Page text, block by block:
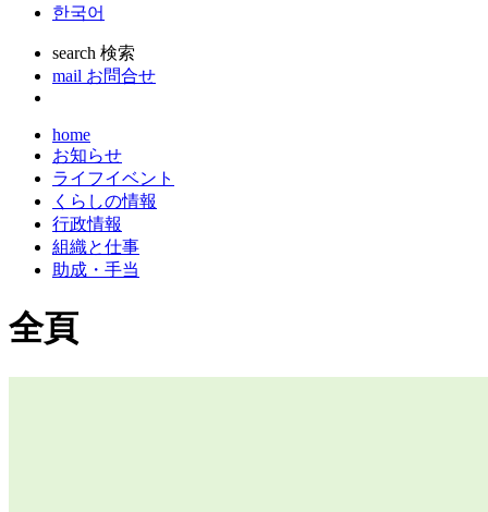
한국어
search 検索
mail お問合せ
home
お知らせ
ライフイベント
くらしの情報
行政情報
組織と仕事
助成・手当
全頁